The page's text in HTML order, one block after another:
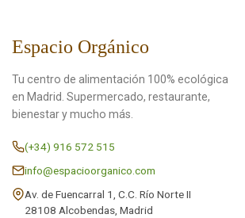
Espacio Orgánico
Tu centro de alimentación 100% ecológica
en Madrid. Supermercado, restaurante,
bienestar y mucho más.
(+34) 916 572 515
info@espacioorganico.com
Av. de Fuencarral 1, C.C. Río Norte II
28108 Alcobendas, Madrid